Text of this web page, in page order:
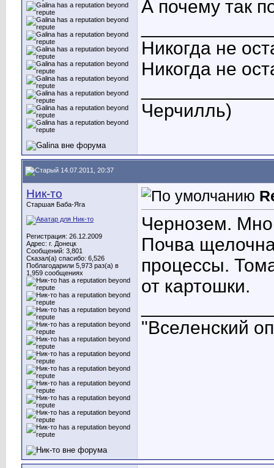
А почему так
Никогда не
Никогда не
Черчилль)
14.07.2011, 20:37
Ник-то
Старшая Баба-Яга
Регистрация: 26.12.2009
Адрес: г. Донецк
Сообщений: 3,801
Сказал(а) спасибо: 6,526
Поблагодарили 5,973 раз(а) в
1,959 сообщениях
Чернозем.
Почва
процессы.
от картошки.
"Вселенский